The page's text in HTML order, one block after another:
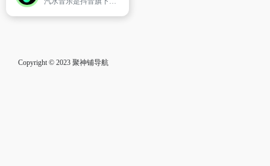
Copyright © 2023 聚神铺导航